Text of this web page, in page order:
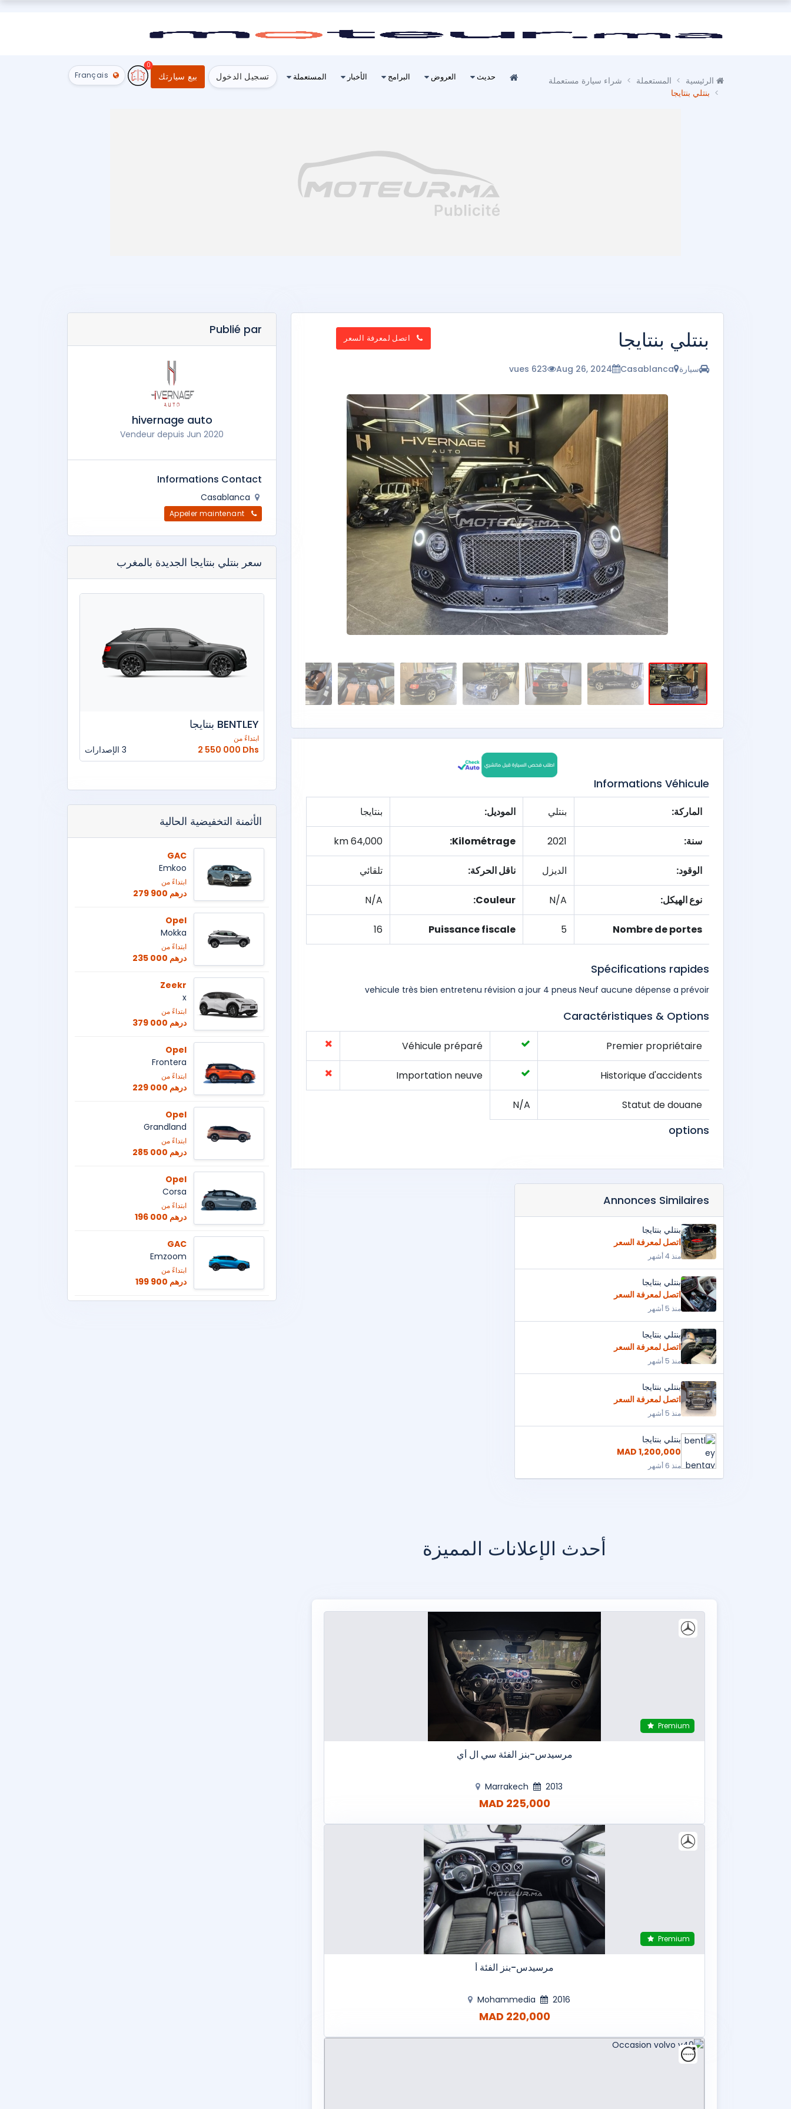
حديث العروض البرامج الأخبار المستعملة تسجيل الدخول بيع سيارتك
0
Français المستعملة
شراء سيارة مستعملة
بنتلي بنتايجا
بنتلي بنتايجا
سيارة Casablanca
Aug 26, 2024
623 vues
Informations Véhicule
الماركة: بنتلي الموديل: بنتايجا
سنة: 2021
Kilométrage:
64,000 km
الوقود: الديزل ناقل الحركة: تلقائي
نوع الهيكل: N/A
Couleur:
N/A
Nombre de portes
5
Puissance fiscale
16
Spécifications rapides
vehicule très bien entretenu révision a jour 4 pneus Neuf aucune dépense a prévoir
Caractéristiques & Options
Premier propriétaire
Véhicule préparé
Historique d'accidents
Importation neuve
Statut de douane
N/A
options
Annonces Similaires
بنتلي بنتايجا
اتصل لمعرفة السعر
منذ 4 أشهر
بنتلي بنتايجا
اتصل لمعرفة السعر
منذ 5 أشهر
بنتلي بنتايجا
اتصل لمعرفة السعر
منذ 5 أشهر
بنتلي بنتايجا
اتصل لمعرفة السعر
منذ 5 أشهر
بنتلي بنتايجا
1,200,000 MAD
منذ 6 أشهر
أحدث الإعلانات المميزة
Premium
مرسيدس-بنز الفئة سي ال أي
Marrakech 2013
225,000 MAD
Premium
مرسيدس-بنز الفئة أ
Mohammedia 2016
220,000 MAD
Publié par
hivernage auto
Vendeur depuis Jun 2020
Informations Contact
سعر بنتلي بنتايجا الجديدة بالمغرب
BENTLEY بنتايجا
ابتداءً من
2 550 000 Dhs 3 الإصدارات
الأثمنة التخفيضية الحالية
GAC
Emkoo
ابتداءً من
279 900 درهم
Opel
Mokka
ابتداءً من
235 000 درهم
Zeekr
x
ابتداءً من
379 000 درهم
Opel
Frontera
ابتداءً من
229 000 درهم
Opel
Grandland
ابتداءً من
285 000 درهم
Opel
Corsa
ابتداءً من
196 000 درهم
GAC
Emzoom
ابتداءً من
199 900 درهم